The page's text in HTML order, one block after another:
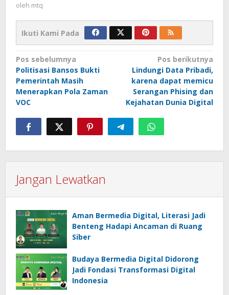
oleh mtq
Ikuti Kami Pada
Navigasi
pos
Pos sebelumnya
Politisasi Bansos Bukti
Pemerintah Masih
Menerapkan Pola Zaman
VOC
Pos berikutnya
Lindungi Data Pribadi,
karena dapat memicu
Serangan Phising dan
Kejahatan Dunia Digital
Jangan Lewatkan
Aman Bermedia Digital, Literasi Jadi
Benteng Hadapi Ancaman di Ruang
Siber
Budaya Bermedia Digital Didorong
Jadi Fondasi Transformasi Digital
Indonesia